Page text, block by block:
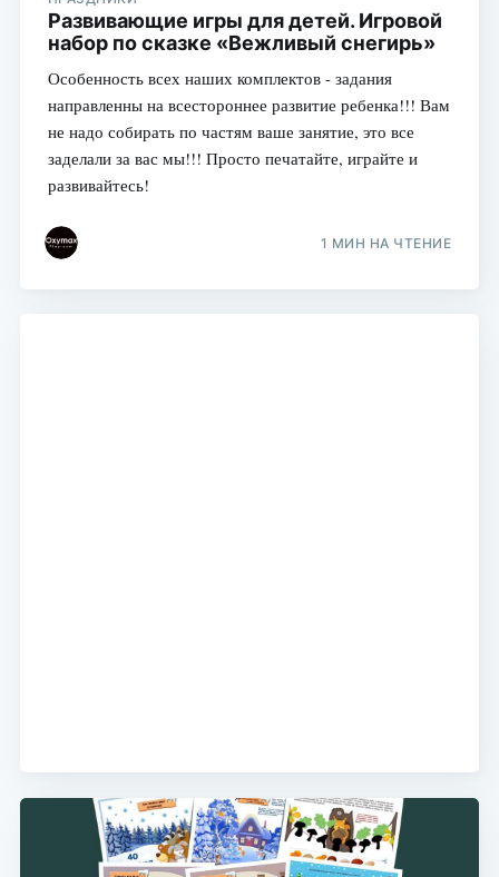
Развивающие игры для детей. Игровой
набор по сказке «Вежливый снегирь»
Особенность всех наших комплектов - задания
направленны на всестороннее развитие ребенка!!! Вам
не надо собирать по частям ваше занятие, это все
заделали за вас мы!!! Просто печатайте, играйте и
развивайтесь!
1 МИН НА ЧТЕНИЕ